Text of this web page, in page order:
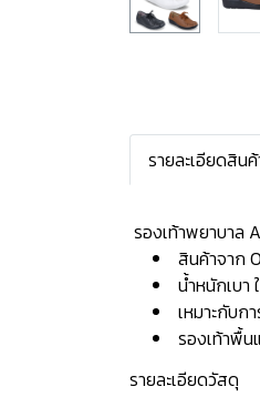
รายละเอียดสินค้
รองเท้าพยาบาล
สินค้าจาก
น้ำหนักเบา
เหมาะกับก
รองเท้าพื้
รายละเอียดวัสดุ